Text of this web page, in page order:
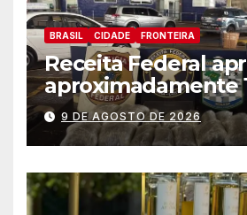
BRASIL CIDADE FRONTEIRA
Receita Federal
aproximadamente
substância
capulho
9 DE AGOSTO DE 2026